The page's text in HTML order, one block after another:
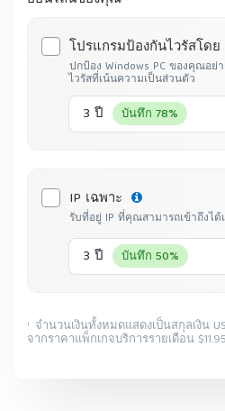
โปรแกรมป้องกันไวรัสโดย
ปกป้อง Windows PC ของคุณอย่
ไวรัสที่เน้นความเป็นส่วนตัว
3 ปี บันทึก 78%
IP เฉพาะ
รับที่อยู่ IP ที่คุณสามารถเข้าถึงได้
3 ปี บันทึก 50%
1 จำนวนเงินทั้งหมดแสดงเป็นสกุลเงิน USD และส่วนลดแสดงราคาที่ลด
จากราคาแพ็กเกจบริการรายเดือน